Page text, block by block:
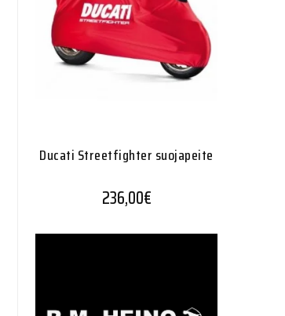
Ducati Streetfighter suojapeite
236,00€